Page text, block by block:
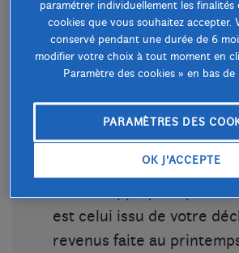
Si vous n’avez pas assez
reste dû :un
septembre 2026si le
inférieur ou égal à300 €
prélèvementsentre
décembre s’il dépasse
est celui issu de votre
revenus faite au
paramétrer individuellement les
cookies que vous souhaitez accepter.
conservé pendant une durée de 6
modifier votre choix à tout moment en
Paramètre des cookies » en bas de
PARAMÈTRES DES
OK J'ACCEPTE